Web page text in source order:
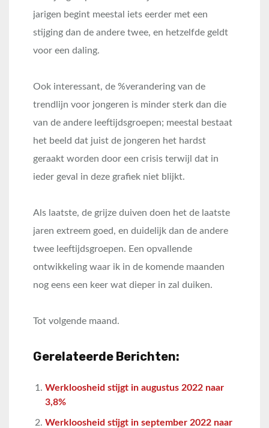
jarigen begint meestal iets eerder met een
stijging dan de andere twee, en hetzelfde geldt
voor een daling.
Ook interessant, de %verandering van de
trendlijn voor jongeren is minder sterk dan die
van de andere leeftijdsgroepen; meestal bestaat
het beeld dat juist de jongeren het hardst
geraakt worden door een crisis terwijl dat in
ieder geval in deze grafiek niet blijkt.
Als laatste, de grijze duiven doen het de laatste
jaren extreem goed, en duidelijk dan de andere
twee leeftijdsgroepen. Een opvallende
ontwikkeling waar ik in de komende maanden
nog eens een keer wat dieper in zal duiken.
Tot volgende maand.
Gerelateerde Berichten:
Werkloosheid stijgt in augustus 2022 naar
3,8%
Werkloosheid stijgt in september 2022 naar